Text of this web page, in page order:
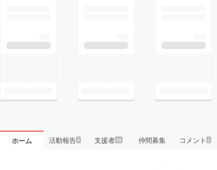
ホーム 活動報告4 支援者38 仲間募集 コメント2